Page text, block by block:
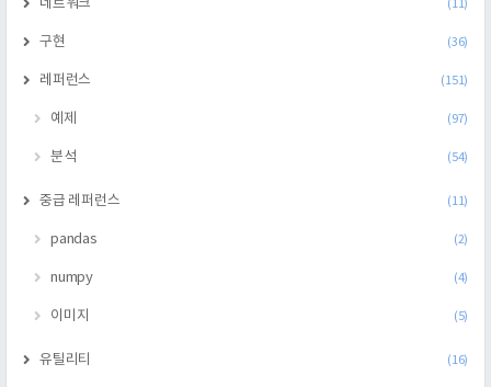
네트워크 (11)
구현 (36)
레퍼런스 (151)
예제 (97)
분석 (54)
중급 레퍼런스 (11)
pandas (2)
numpy (4)
이미지 (5)
유틸리티 (16)